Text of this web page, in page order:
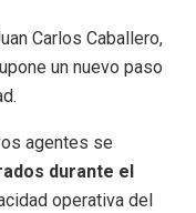
Carlos Caballero,
un nuevo paso
agentes se
durante el
operativa del